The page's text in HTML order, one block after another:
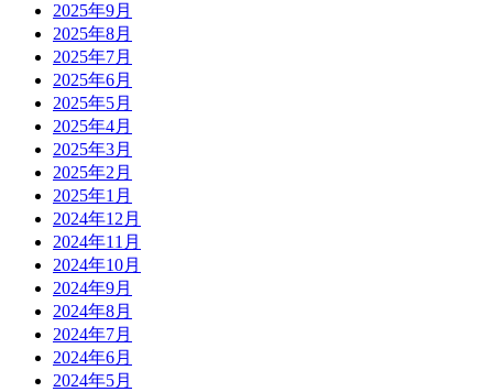
2025年9月
2025年8月
2025年7月
2025年6月
2025年5月
2025年4月
2025年3月
2025年2月
2025年1月
2024年12月
2024年11月
2024年10月
2024年9月
2024年8月
2024年7月
2024年6月
2024年5月